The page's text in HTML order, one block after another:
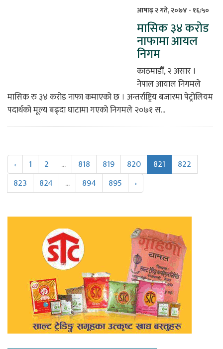
आषाढ़ २ गते, २०७४ - १६:५०
मासिक ३४ करोड
नाफामा आयल
निगम
काठमाडौँ, २ असार ।
नेपाल आयाल निगमले
मासिक रु ३४ करोड नाफा कमाएको छ । अन्तर्राष्ट्रिय बजारमा पेट्रोलियम
पदार्थको मूल्य बढ्दा घाटामा गएको निगमले २०७१ स...
‹ 1 2 ... 818 819 820 821
822
823
824 ... 894 895 ›